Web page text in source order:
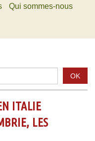
Qui sommes-nous
OK
ITALIE
LES